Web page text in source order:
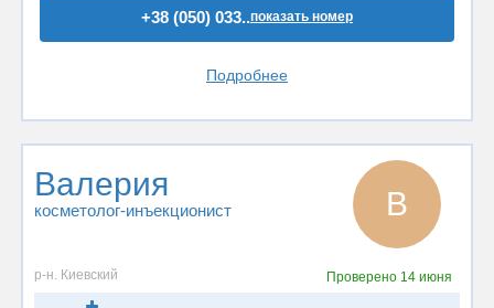
+38 (050) 033..показать номер
Подробнее
Валерия
косметолог-инъекционист В
р-н. Киевский Проверено 14 июня